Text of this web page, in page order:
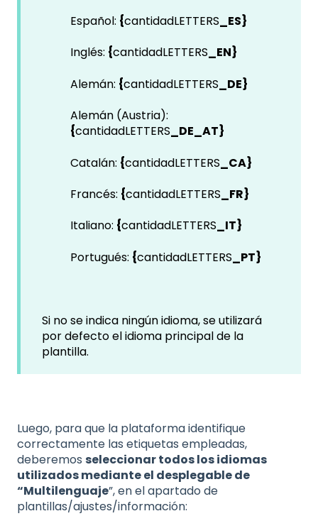
Español: {cantidadLETTERS_ES}
Inglés: {cantidadLETTERS_EN}
Alemán: {cantidadLETTERS_DE}
Alemán (Austria):
{cantidadLETTERS_DE_AT}
Catalán: {cantidadLETTERS_CA}
Francés: {cantidadLETTERS_FR}
Italiano: {cantidadLETTERS_IT}
Portugués: {cantidadLETTERS_PT}
Si no se indica ningún idioma, se utilizará
por defecto el idioma principal de la
plantilla.
Luego, para que la plataforma identifique
correctamente las etiquetas empleadas,
deberemos seleccionar todos los idiomas
utilizados mediante el desplegable de
“Multilenguaje”, en el apartado de
plantillas/ajustes/información: